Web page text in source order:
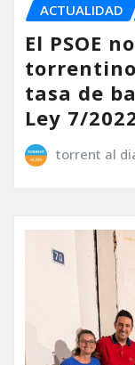
ACTUALIDAD
El PSOE
tasa de
Ley 7/
torrent al